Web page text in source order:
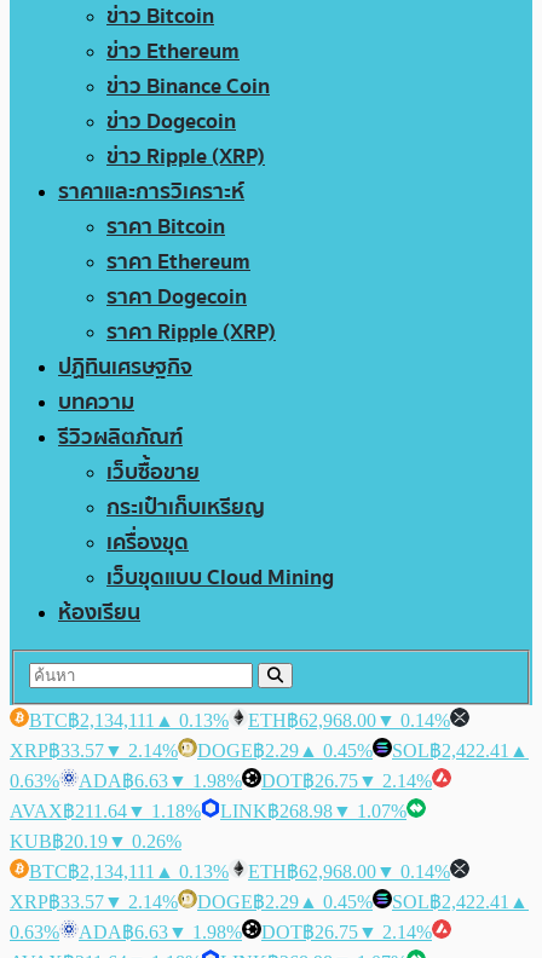
ข่าว Bitcoin
ข่าว Ethereum
ข่าว Binance Coin
ข่าว Dogecoin
ข่าว Ripple (XRP)
ราคาและการวิเคราะห์
ราคา Bitcoin
ราคา Ethereum
ราคา Dogecoin
ราคา Ripple (XRP)
ปฏิทินเศรษฐกิจ
บทความ
รีวิวผลิตภัณฑ์
เว็บซื้อขาย
กระเป๋าเก็บเหรียญ
เครื่องขุด
เว็บขุดแบบ Cloud Mining
ห้องเรียน
BTC฿2,134,111 ▲ 0.13% ETH฿62,968.00▼ 0.14%
XRP฿33.57▼ 2.14% DOGE฿2.29 ▲ 0.45% SOL฿2,422.41 ▲
0.63%
ADA฿6.63▼ 1.98% DOT฿26.75▼ 2.14%
AVAX฿211.64▼ 1.18% LINK฿268.98▼ 1.07%
KUB฿20.19▼ 0.26%
BTC฿2,134,111 ▲ 0.13% ETH฿62,968.00▼ 0.14%
XRP฿33.57▼ 2.14% DOGE฿2.29 ▲ 0.45% SOL฿2,422.41 ▲
0.63%
ADA฿6.63▼ 1.98% DOT฿26.75▼ 2.14%